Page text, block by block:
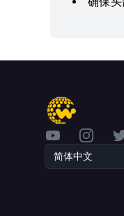
YouTube
简体中文